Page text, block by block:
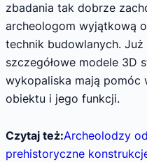
zbadania tak dobrze
archeologom wyjątkową
technik budowlanych.
szczegółowe modele 3D
wykopaliska mają pomóc
obiektu i jego funkcji.
Czytaj też:Archeolodzy
prehistoryczne